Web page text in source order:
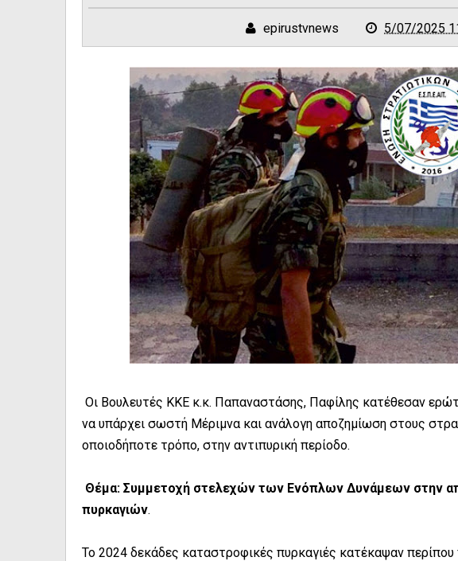
epirustvnews 5/07/2025
Οι Βουλευτές ΚΚΕ κ.κ. Παπαναστάσης, Παφίλης κατέθεσαν
να υπάρχει σωστή Μέριμνα και ανάλογη αποζημίωση στους
οποιοδήποτε τρόπο, στην αντιπυρική περίοδο.
Θέμα: Συμμετοχή στελεχών των Ενόπλων Δυνάμεων στην
πυρκαγιών.
Το 2024 δεκάδες καταστροφικές πυρκαγιές κατέκαψαν περίπου